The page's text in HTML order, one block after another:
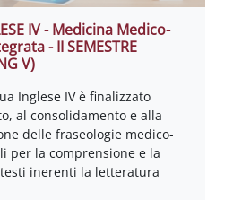
IV - Medicina Medico-
- II SEMESTRE
V)
Inglese IV è finalizzato
al consolidamento e alla
delle fraseologie medico-
per la comprensione e la
inerenti la letteratura